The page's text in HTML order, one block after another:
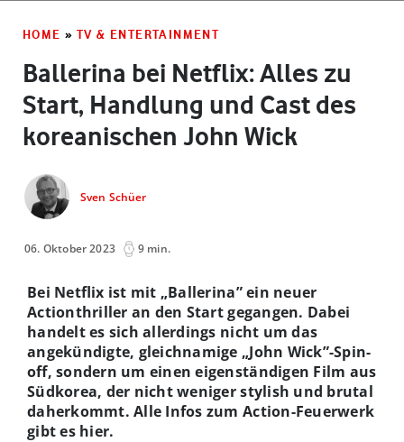
HOME » TV & ENTERTAINMENT
Ballerina bei Netflix: Alles zu
Start, Handlung und Cast des
koreanischen John Wick
Sven Schüer
06. Oktober 2023 9 min.
Bei Netflix ist mit „Ballerina” ein neuer
Actionthriller an den Start gegangen. Dabei
handelt es sich allerdings nicht um das
angekündigte, gleichnamige „John Wick”-Spin-
off, sondern um einen eigenständigen Film aus
Südkorea, der nicht weniger stylish und brutal
daherkommt. Alle Infos zum Action-Feuerwerk
gibt es hier.